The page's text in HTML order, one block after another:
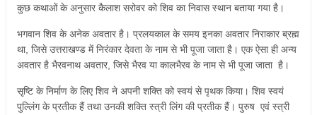
कुछ कथाओं के अनुसार कैलाश सरोवर को शिव का निवास स्थान बताया गया है।
भगवान शिव के अनेक अवतार है। प्रलयकाल के समय इनका अवतार निराकार ब्रह्म
था, जिसे उत्तराखण्ड में निरंकार देवता के नाम से भी पूजा जाता है। एक ऐसा ही अन्य
अवतार है भैरवनाथ अवतार, जिसे भैरव या कालभैरव के नाम से भी पूजा जाता है।
सृष्टि के निर्माण के लिए शिव ने अपनी शक्ति को स्वयं से पृथक किया। शिव स्वयं
पुल्लिंग के प्रतीक हैं तथा उनकी शक्ति स्त्री लिंग की प्रतीक हैं। पुरुष एवं स्त्री